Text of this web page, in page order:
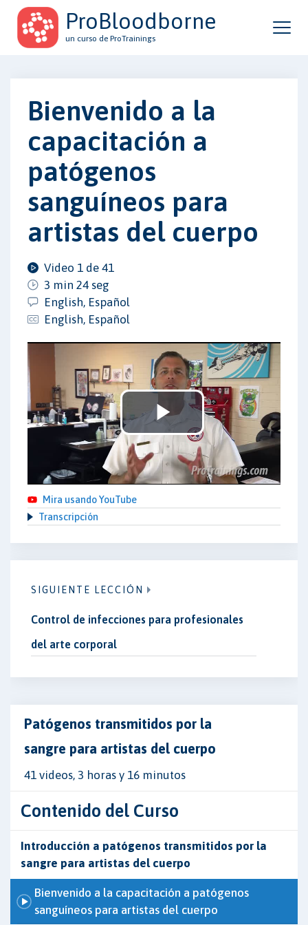
ProBloodborne
un curso de ProTrainings
Bienvenido a la
capacitación a
patógenos
sanguíneos para
artistas del cuerpo
Video 1 de 41
3 min 24 seg
English, Español
English, Español
Play
Video
Mira usando YouTube
Transcripción
SIGUIENTE LECCIÓN
Control de infecciones para profesionales
del arte corporal
Patógenos transmitidos por la
sangre para artistas del cuerpo
41 videos, 3 horas y 16 minutos
Contenido del Curso
Introducción a patógenos transmitidos por la
sangre para artistas del cuerpo
Bienvenido a la capacitación a patógenos
sanguíneos para artistas del cuerpo